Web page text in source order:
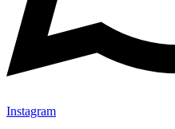
Instagram